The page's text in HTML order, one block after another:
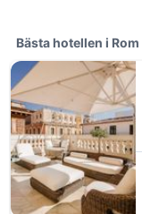
Bästa hotellen i Rom